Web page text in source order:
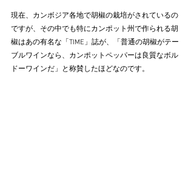
現在、カンボジア各地で胡椒の栽培がされているの
ですが、その中でも特にカンポット州で作られる胡
椒はあの有名な「TIME」誌が、「普通の胡椒がテー
ブルワインなら、カンポットペッパーは良質なボル
ドーワインだ」と称賛したほどなのです。